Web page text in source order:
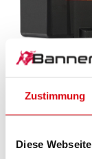
Zustimmung
Diese
Power Bull
P70 24 ASIA
Originalqualität